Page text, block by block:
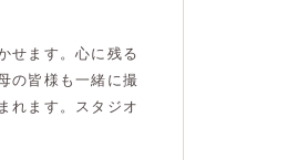
せます。心に残る
の皆様も一緒に撮
れます。スタジオ